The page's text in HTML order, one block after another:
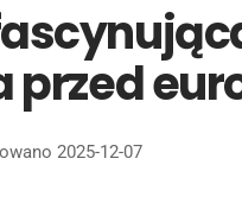
przed
2025-12-07